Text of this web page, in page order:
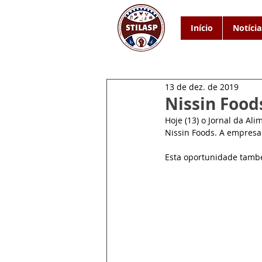
Início
Nissin
13 de dez. de 2019
Hoje (13) o Jornal da
Nissin Foods. A
Esta oportunidade